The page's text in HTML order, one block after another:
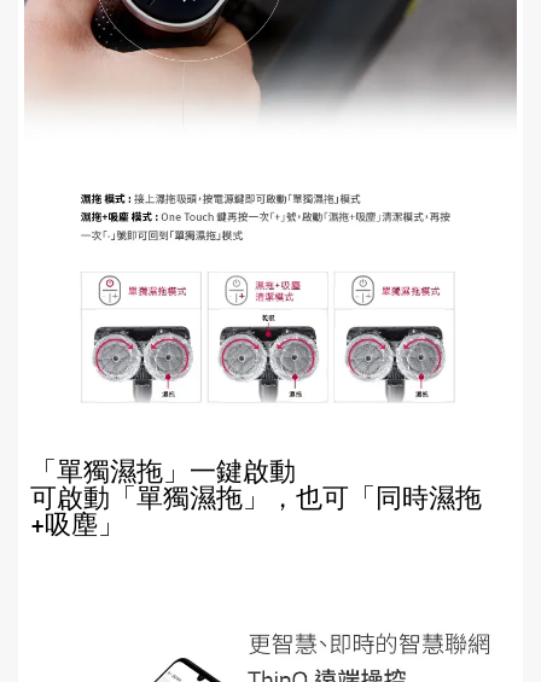
「單獨濕拖」一鍵啟動
可啟動「單獨濕拖」，也可「同時濕拖
+吸塵」